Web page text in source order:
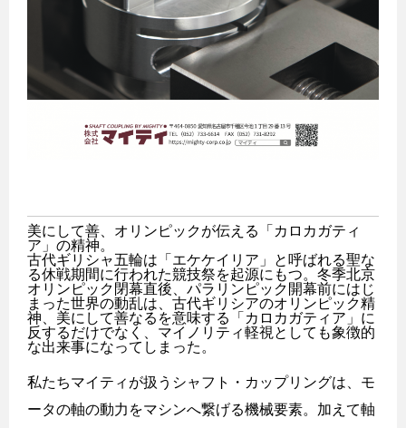
美にして善、オリンピックが伝える「カロカガティ
ア」の精神。
古代ギリシャ五輪は「エケケイリア」と呼ばれる聖な
る休戦期間に行われた競技祭を起源にもつ。冬季北京
オリンピック閉幕直後、パラリンピック開幕前にはじ
まった世界の動乱は、古代ギリシアのオリンピック精
神、美にして善なるを意味する「カロカガティア」に
反するだけでなく、マイノリティ軽視としても象徴的
な出来事になってしまった。
私たちマイティが扱うシャフト・カップリングは、モ
ータの軸の動力をマシンへ繋げる機械要素。加えて軸